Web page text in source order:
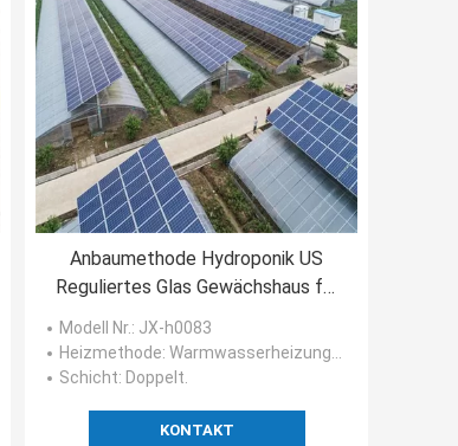
Anbaumethode Hydroponik US
Reguliertes Glas Gewächshaus für
Gemüse/Blume/Frucht
Modell Nr.: JX-h0083
Heizmethode: Warmwasserheizung/Hot Air Heating System/Elektro
Schicht: Doppelt.
KONTAKT